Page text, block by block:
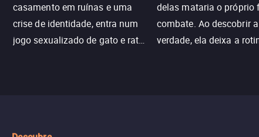
casamento em ruínas e uma
crise de identidade, entra num
jogo sexualizado de gato e rato
delas mataria o próprio
combate. Ao descobrir a
verdade, ela deixa a